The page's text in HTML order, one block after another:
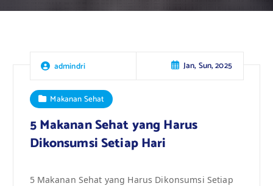
admindri Jan, Sun, 2025
Makanan Sehat
5 Makanan Sehat yang Harus
Dikonsumsi Setiap Hari
5 Makanan Sehat yang Harus Dikonsumsi Setiap